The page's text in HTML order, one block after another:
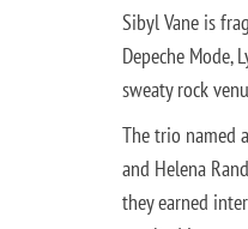
Sibyl Vane is
Depeche Mode,
sweaty rock
The trio named
and Helena
they earned